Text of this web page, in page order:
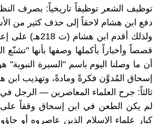
توظيف الشعر توظيفاً تاريخياً: بصرف
دفع ابن هشام لاحقاً إلى حذف كثير من
ولذلك أقدم ابن
قصصاً وأخباراً بأكملها وصفها بأنها
أن ما وصلنا اليوم باسم "السيرة
إسحاق المُدوَّن فكرةً ومادةً، وتهذيب ابن
ثالثاً: جرح العلماء المعاصرين — الرجل في
لم يكن الطعن في ابن إسحاق وقفاً على
كبار علماء الإسلام الذين عاصروه أو